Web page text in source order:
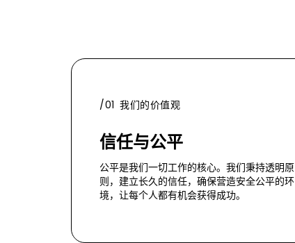
/01 我们的价值观
信任与公平
公平是我们一切工作的核心。我们秉持透明原
则，建立长久的信任，确保营造安全公平的环
境，让每个人都有机会获得成功。